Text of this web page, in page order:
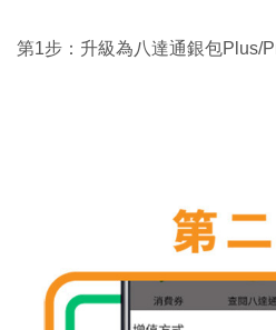
第1步：升級為八達通銀包Plus/